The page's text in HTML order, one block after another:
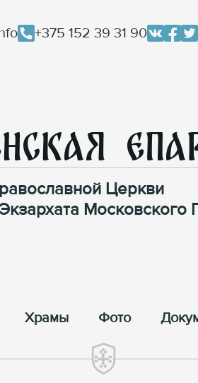
+375 152 39 31 90
Церкви
Московского
Храмы Фото